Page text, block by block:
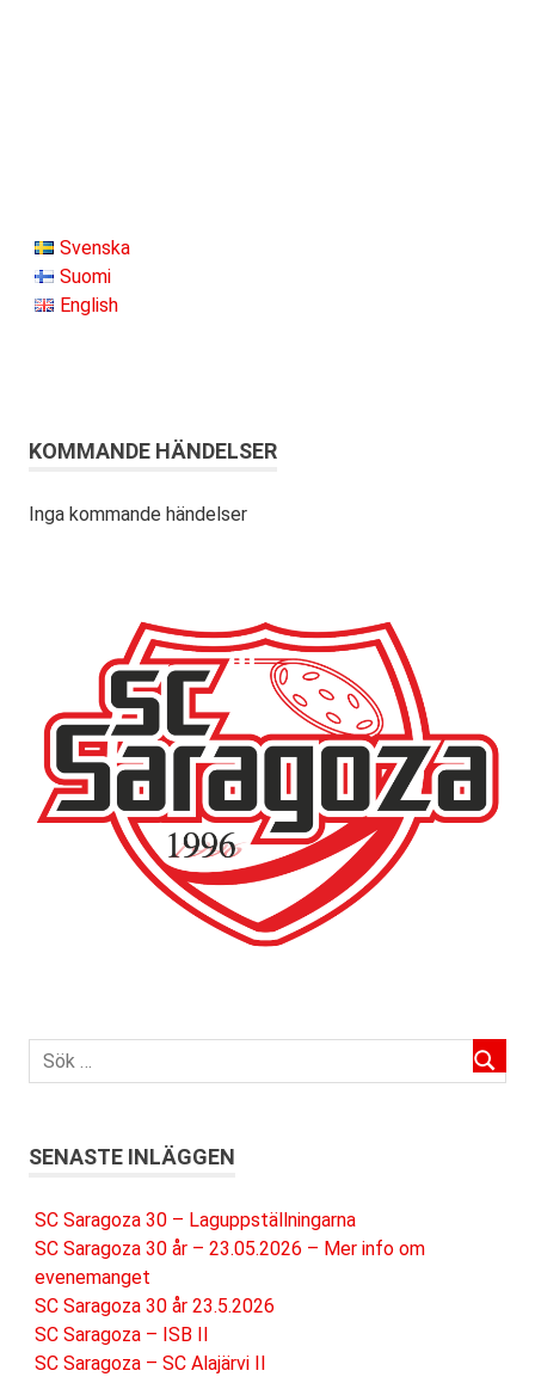
Svenska
Suomi
English
KOMMANDE HÄNDELSER
Inga kommande händelser
SENASTE INLÄGGEN
SC Saragoza 30 – Laguppställningarna
SC Saragoza 30 år – 23.05.2026 – Mer info om
evenemanget
SC Saragoza 30 år 23.5.2026
SC Saragoza – ISB II
SC Saragoza – SC Alajärvi II